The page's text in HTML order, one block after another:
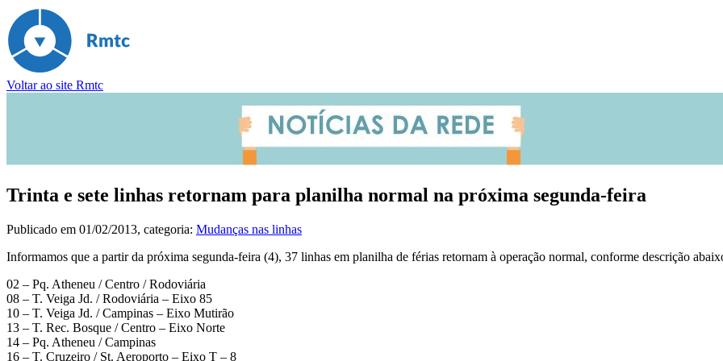
Voltar ao site Rmtc
Trinta e sete linhas retornam para planilha normal na próxima segunda-feira
Publicado em 01/02/2013, categoria: Mudanças nas linhas
Informamos que a partir da próxima segunda-feira (4), 37 linhas em planilha de férias retornam à operação normal, conforme descrição
02 – Pq. Atheneu / Centro / Rodoviária
08 – T. Veiga Jd. / Rodoviária – Eixo 85
10 – T. Veiga Jd. / Campinas – Eixo Mutirão
13 – T. Rec. Bosque / Centro – Eixo Norte
14 – Pq. Atheneu / Campinas
16 – T. Cruzeiro / St. Aeroporto – Eixo T – 8